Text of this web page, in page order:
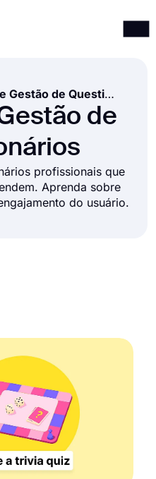
Criação e Gestão de Questionários
de
profissionais que
Aprenda sobre
do usuário.